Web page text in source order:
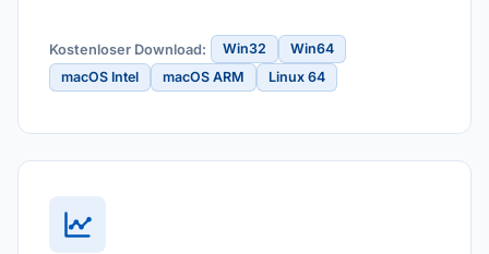
Kostenloser Download: Win32
Win64
macOS Intel
macOS ARM Linux 64